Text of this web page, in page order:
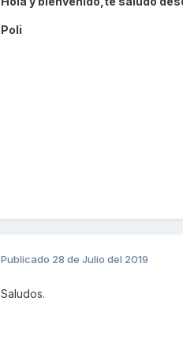
Poli
Publicado 28 de Julio del 2019
Saludos.